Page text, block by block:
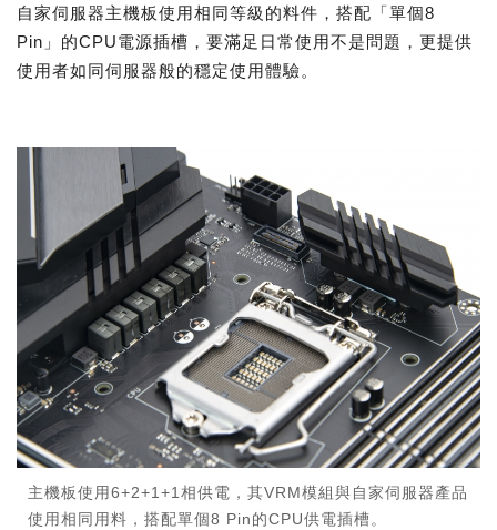
自家伺服器主機板使用相同等級的料件，搭配「單個8
Pin」的CPU電源插槽，要滿足日常使用不是問題，更提供
使用者如同伺服器般的穩定使用體驗。
主機板使用6+2+1+1相供電，其VRM模組與自家伺服器產品
使用相同用料，搭配單個8 Pin的CPU供電插槽。